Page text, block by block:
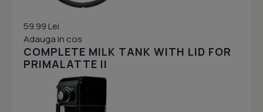
59.99 Lei
Adauga in cos
COMPLETE MILK TANK WITH LID FOR
PRIMALATTE II